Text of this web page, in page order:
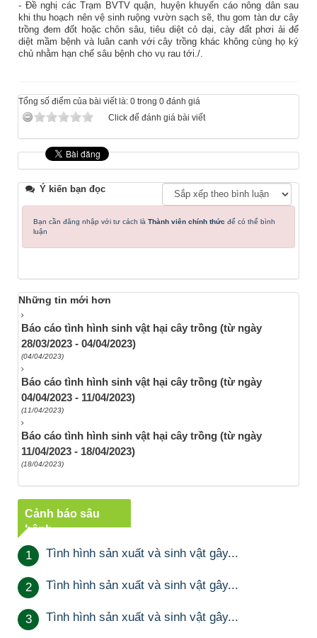
- Đề nghị các Trạm BVTV quận, huyện khuyến cáo nông dân sau
khi thu hoạch nên vệ sinh ruộng vườn sạch sẽ, thu gom tàn dư cây
trồng đem đốt hoặc chôn sâu, tiêu diệt cỏ dại, cày đất phơi ải để
diệt mầm bệnh và luân canh với cây trồng khác không cùng họ ký
chủ nhằm hạn chế sâu bệnh cho vụ rau tới./.
Tổng số điểm của bài viết là: 0 trong 0 đánh giá
Click để đánh giá bài viết
Ý kiến bạn đọc
Bạn cần đăng nhập với tư cách là Thành viên chính thức để có thể bình
luận
Những tin mới hơn
Báo cáo tình hình sinh vật hại cây trồng (từ ngày
28/03/2023 - 04/04/2023)
(04/04/2023)
Báo cáo tình hình sinh vật hại cây trồng (từ ngày
04/04/2023 - 11/04/2023)
(11/04/2023)
Báo cáo tình hình sinh vật hại cây trồng (từ ngày
11/04/2023 - 18/04/2023)
(18/04/2023)
Cảnh báo sâu
bệnh
1 Tình hình sản xuất và sinh vật gây...
2 Tình hình sản xuất và sinh vật gây...
3 Tình hình sản xuất và sinh vật gây...